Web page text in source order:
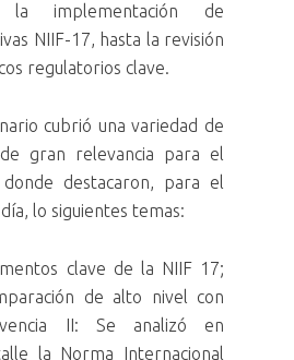
la implementación de
NIIF-17, hasta la revisión
regulatorios clave.
cubrió una variedad de
gran relevancia para el
donde destacaron, para el
lo siguientes temas:
clave de la NIIF 17;
de alto nivel con
II: Se analizó en
la Norma Internacional